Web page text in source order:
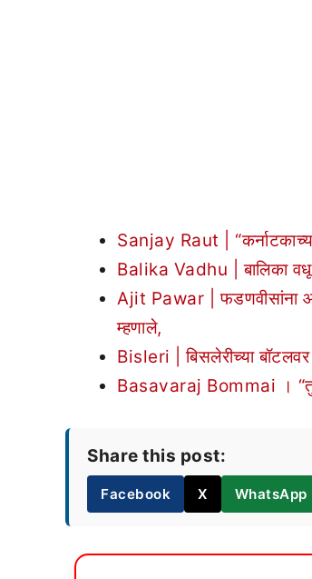
Sanjay Raut |
Balika Vadhu | बालिका
Ajit Pawar | फडणवीसांना
म्हणाले,
Bisleri | बिसलेरीच्या
Basavaraj Bommai । “तुमचं
Share this post:
Facebook X WhatsApp